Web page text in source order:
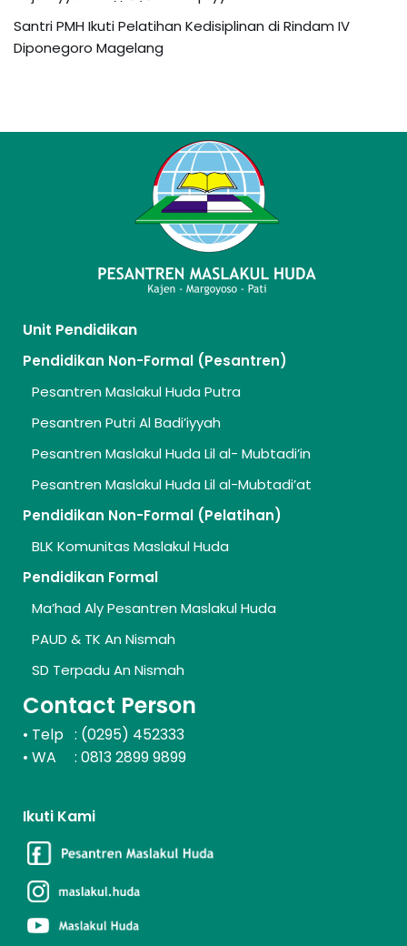
Santri PMH Ikuti Pelatihan Kedisiplinan di Rindam IV
Diponegoro Magelang
Unit Pendidikan
Pendidikan Non-Formal (Pesantren)
Pesantren Maslakul Huda Putra
Pesantren Putri Al Badi’iyyah
Pesantren Maslakul Huda Lil al- Mubtadi’in
Pesantren Maslakul Huda Lil al-Mubtadi’at
Pendidikan Non-Formal (Pelatihan)
BLK Komunitas Maslakul Huda
Pendidikan Formal
Ma’had Aly Pesantren Maslakul Huda
PAUD & TK An Nismah
SD Terpadu An Nismah
Contact Person
• Telp : (0295) 452333
• WA : 0813 2899 9899
Ikuti Kami